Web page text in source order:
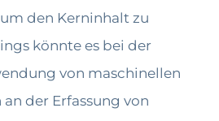
den Kerninhalt zu
könnte es bei der
von maschinellen
der Erfassung von